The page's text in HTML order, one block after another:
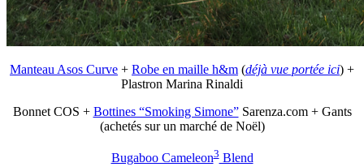
Manteau Asos Curve + Robe en maille h&m (déjà vue portée ici) +
Plastron Marina Rinaldi
Bonnet COS + Bottines “Smoking Simone”Sarenza.com + Gants
(achetés sur un marché de Noël)
Bugaboo Cameleon3Blend